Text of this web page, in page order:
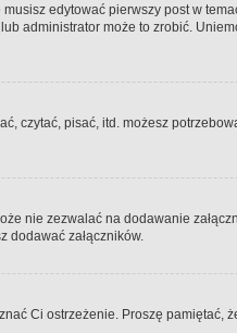
edytować pierwszy post w
administrator może to zrobić.
czytać, pisać, itd. możesz
nie zezwalać na dodawanie
dodawać załączników.
Ci ostrzeżenie. Proszę